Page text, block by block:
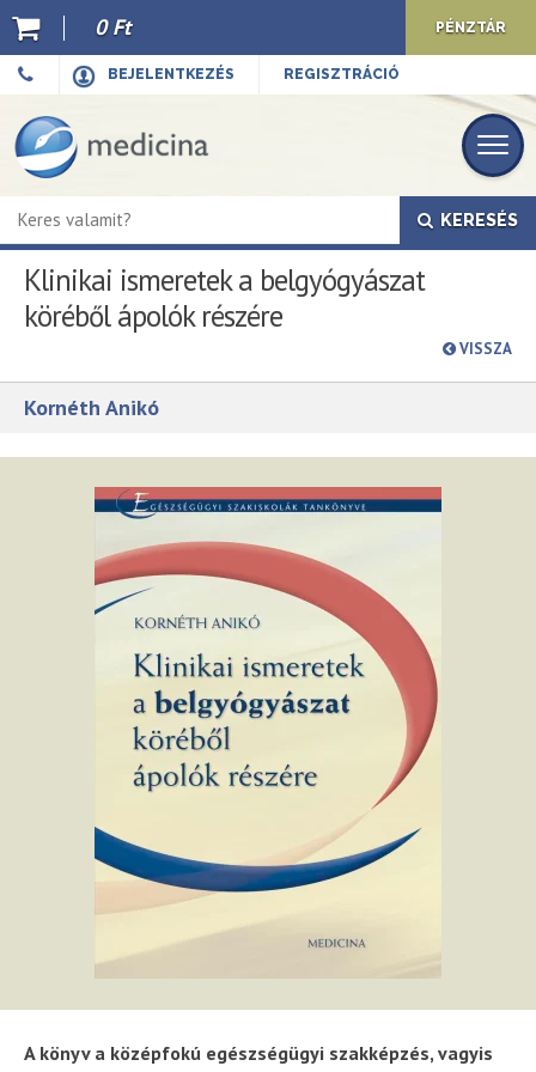
BEJELENTKEZÉS REGISZTRÁCIÓ
0 Ft PÉNZTÁR
KERESÉS
Klinikai ismeretek a belgyógyászat
köréből ápolók részére
Kornéth Anikó
VISSZA
A könyv a középfokú egészségügyi szakképzés, vagyis
Ajánló
Kiadványaink
E-book
Újdonságok
Akciók
Előkészületben
Hírek
Cégünkről